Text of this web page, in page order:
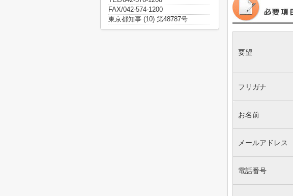
要望
フリガナ
お名前
メールアドレス
電話番号
FAX/042-574-1200
東京都知事 (10) 第48787号